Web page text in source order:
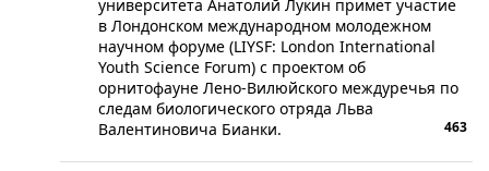
университета Анатолий Лукин примет участие
в Лондонском международном молодежном
научном форуме (LIYSF: London International
Youth Science Forum) с проектом об
орнитофауне Лено-Вилюйского междуречья по
следам биологического отряда Льва
Валентиновича Бианки.
463